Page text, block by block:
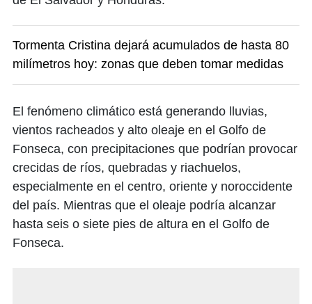
Tormenta Cristina dejará acumulados de hasta 80
milímetros hoy: zonas que deben tomar medidas
El fenómeno climático está generando lluvias,
vientos racheados y alto oleaje en el Golfo de
Fonseca, con precipitaciones que podrían provocar
crecidas de ríos, quebradas y riachuelos,
especialmente en el centro, oriente y noroccidente
del país. Mientras que el oleaje podría alcanzar
hasta seis o siete pies de altura en el Golfo de
Fonseca.